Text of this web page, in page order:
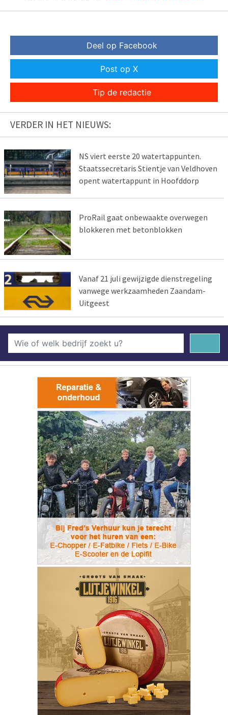
Deel op Facebook
Post op X
Tip de redactie
VERDER IN HET NIEUWS:
NS viert eerste 20 watertappunten.
Staatssecretaris Stientje van Veldhoven
opent watertappunt in Hoofddorp
ProRail gaat onbewaakte overwegen
blokkeren met betonblokken
Vanaf 21 juli gewijzigde dienstregeling
vanwege werkzaamheden Zaandam-
Uitgeest